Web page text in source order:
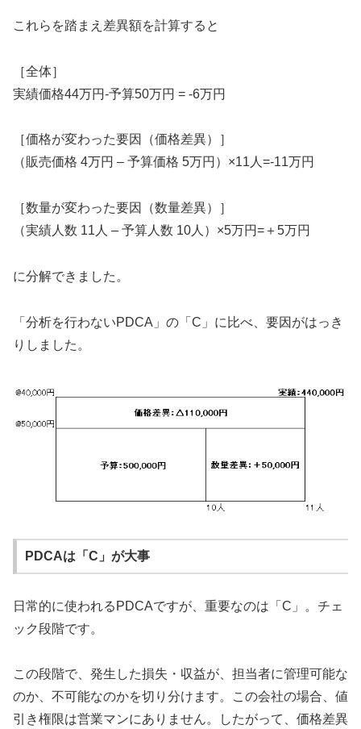
これらを踏まえ差異額を計算すると
［全体］
実績価格44万円-予算50万円 = -6万円
［価格が変わった要因（価格差異）］
（販売価格 4万円 – 予算価格 5万円）×11人=-11万円
［数量が変わった要因（数量差異）］
（実績人数 11人 – 予算人数 10人）×5万円=＋5万円
に分解できました。
「分析を行わないPDCA」の「C」に比べ、要因がはっき
りしました。
PDCAは「C」が大事
日常的に使われるPDCAですが、重要なのは「C」。チェ
ック段階です。
この段階で、発生した損失・収益が、担当者に管理可能な
のか、不可能なのかを切り分けます。この会社の場合、値
引き権限は営業マンにありません。したがって、価格差異